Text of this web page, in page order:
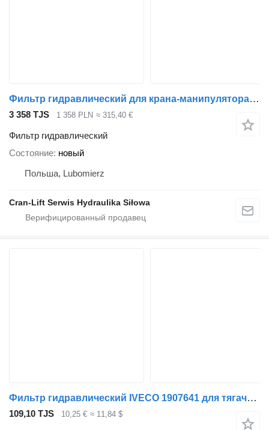
Фильтр гидравлический для крана-манипулятора Epsilon Palfinger YE67016/EA4924
3 358 TJS 1 358 PLN ≈ 315,40 €
Фильтр гидравлический
Состояние новый
Польша, Lubomierz
Cran-Lift Serwis Hydraulika Siłowa
Фильтр гидравлический IVECO 1907641 для тягача IVECO
109,10 TJS 10,25 € ≈ 11,84 $